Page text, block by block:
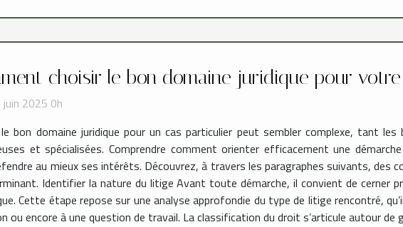
choisir le bon domaine juridique pour
juin 2025 0h
le bon domaine juridique pour un cas particulier peut sembler complexe, tant
et spécialisées. Comprendre comment orienter efficacement une
au mieux ses intérêts. Découvrez, à travers les paragraphes suivants, des
Identifier la nature du litige Avant toute démarche, il convient de cerner
Cette étape repose sur une analyse approfondie du type de litige rencontré,
ou encore à une question de travail. La classification du droit s’articule autour de